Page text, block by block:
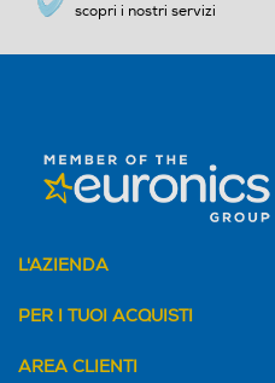
scopri i nostri servizi
L'AZIENDA
PER I TUOI ACQUISTI
AREA CLIENTI